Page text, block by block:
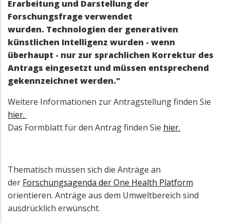
Erarbeitung und Darstellung der
Forschungsfrage verwendet
wurden. Technologien der generativen
künstlichen Intelligenz wurden - wenn
überhaupt - nur zur sprachlichen Korrektur des
Antrags eingesetzt und müssen entsprechend
gekennzeichnet werden."
Weitere Informationen zur Antragstellung finden Sie
hier.
Das Formblatt für den Antrag finden Sie hier.
Thematisch müssen sich die Anträge an
der Forschungsagenda der One Health Platform
orientieren. Anträge aus dem Umweltbereich sind
ausdrücklich erwünscht.